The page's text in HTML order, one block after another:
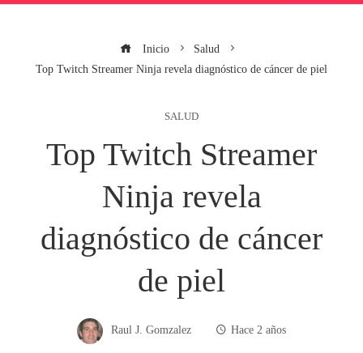
Inicio
Salud
Top Twitch Streamer Ninja revela diagnóstico de cáncer de piel
SALUD
Top Twitch Streamer
Ninja revela
diagnóstico de cáncer
de piel
Raul J. Gomzalez Hace 2 años